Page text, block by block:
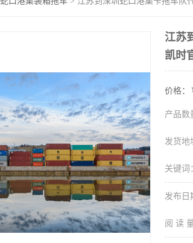
江苏
凯时
价格：
产品数
发货地
关键词
发布日
阅 读 量